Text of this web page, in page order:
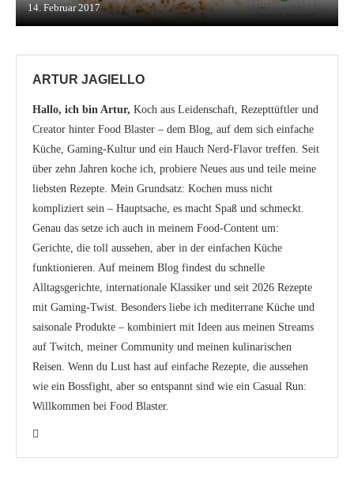
14. Februar 2017
ARTUR JAGIELLO
Hallo, ich bin Artur, Koch aus Leidenschaft, Rezepttüftler und
Creator hinter Food Blaster – dem Blog, auf dem sich einfache
Küche, Gaming-Kultur und ein Hauch Nerd-Flavor treffen. Seit
über zehn Jahren koche ich, probiere Neues aus und teile meine
liebsten Rezepte. Mein Grundsatz: Kochen muss nicht
kompliziert sein – Hauptsache, es macht Spaß und schmeckt.
Genau das setze ich auch in meinem Food-Content um:
Gerichte, die toll aussehen, aber in der einfachen Küche
funktionieren. Auf meinem Blog findest du schnelle
Alltagsgerichte, internationale Klassiker und seit 2026 Rezepte
mit Gaming-Twist. Besonders liebe ich mediterrane Küche und
saisonale Produkte – kombiniert mit Ideen aus meinen Streams
auf Twitch, meiner Community und meinen kulinarischen
Reisen. Wenn du Lust hast auf einfache Rezepte, die aussehen
wie ein Bossfight, aber so entspannt sind wie ein Casual Run:
Willkommen bei Food Blaster.